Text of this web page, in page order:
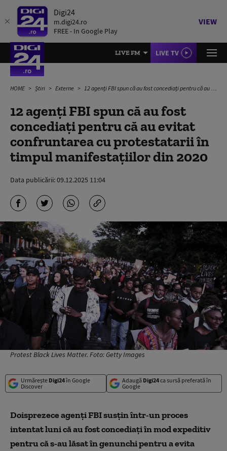
Digi24
m.digi24.ro
FREE - In Google Play
VIEW
LIVE FM LIVE TV
HOME Știri Externe 12 agenţi FBI spun că au fost concediaţi pentru că au evitat confruntarea cu protestatarii în timpul manifestaţiilor din 2020
12 agenţi FBI spun că au fost
concediaţi pentru că au evitat
confruntarea cu protestatarii în
timpul manifestaţiilor din 2020
Data publicării:09.12.2025 11:04
Protest Black Lives Matter. Foto: Getty Images
Urmărește Digi24în Google
Discover
Adaugă Digi24ca sursă preferată în
Google
Doisprezece agenţi FBI susţin într-un proces
intentat luni că au fost concediaţi în mod expeditiv
pentru că s-au lăsat în genunchi pentru a evita